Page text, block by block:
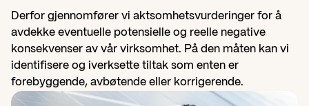
Derfor gjennomfører vi aktsomhetsvurderinger for å
avdekke eventuelle potensielle og reelle negative
konsekvenser av vår virksomhet. På den måten kan vi
identifisere og iverksette tiltak som enten er
forebyggende, avbøtende eller korrigerende.